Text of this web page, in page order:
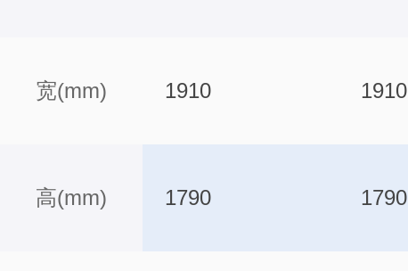
宽(mm)
高(mm)
1910 1910
1790 1790